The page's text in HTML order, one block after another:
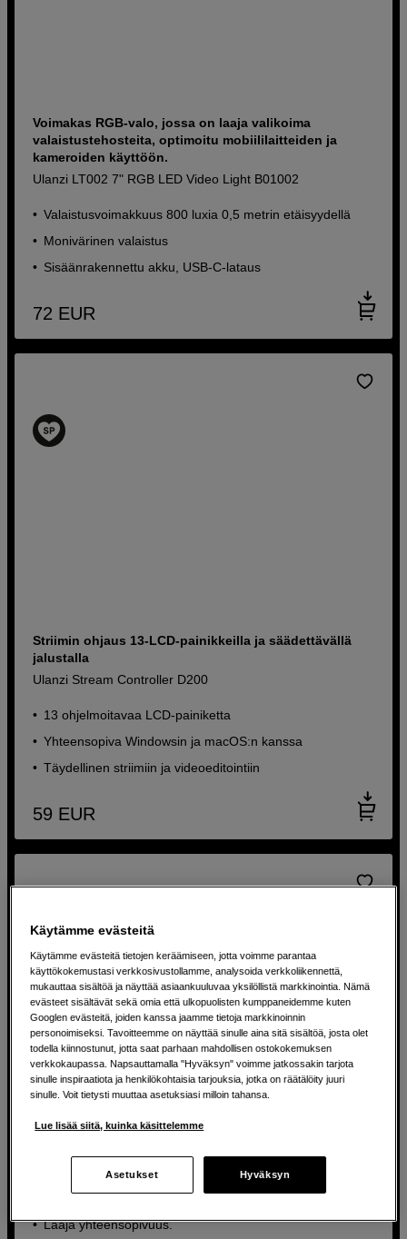
Voimakas RGB-valo, jossa on laaja valikoima
valaistustehosteita, optimoitu mobiililaitteiden ja
kameroiden käyttöön.
Ulanzi LT002 7" RGB LED Video Light B01002
Valaistusvoimakkuus 800 luxia 0,5 metrin etäisyydellä
Monivärinen valaistus
Sisäänrakennettu akku, USB-C-lataus
72 EUR
Striimin ohjaus 13-LCD-painikkeilla ja säädettävällä
jalustalla
Ulanzi Stream Controller D200
13 ohjelmoitavaa LCD-painiketta
Yhteensopiva Windowsin ja macOS:n kanssa
Täydellinen striimiin ja videoeditointiin
59 EUR
Ulanzi U-Vlog Lite Extendable Tripod 2109
Korkeus jopa 18 cm.
Laaja yhteensopivuus.
Käytämme evästeitä
Käytämme evästeitä tietojen keräämiseen, jotta voimme parantaa
käyttökokemustasi verkkosivustollamme, analysoida verkkoliikennettä,
mukauttaa sisältöä ja näyttää asiaankuuluvaa yksilöllistä markkinointia. Nämä
evästeet sisältävät sekä omia että ulkopuolisten kumppaneidemme kuten
Googlen evästeitä, joiden kanssa jaamme tietoja markkinoinnin
personoimiseksi. Tavoitteemme on näyttää sinulle aina sitä sisältöä, josta olet
todella kiinnostunut, jotta saat parhaan mahdollisen ostokokemuksen
verkkokaupassa. Napsauttamalla "Hyväksyn" voimme jatkossakin tarjota
sinulle inspiraatiota ja henkilökohtaisia tarjouksia, jotka on räätälöity juuri
sinulle. Voit tietysti muuttaa asetuksiasi milloin tahansa.
Lue lisää siitä, kuinka käsittelemme
Asetukset Hyväksyn